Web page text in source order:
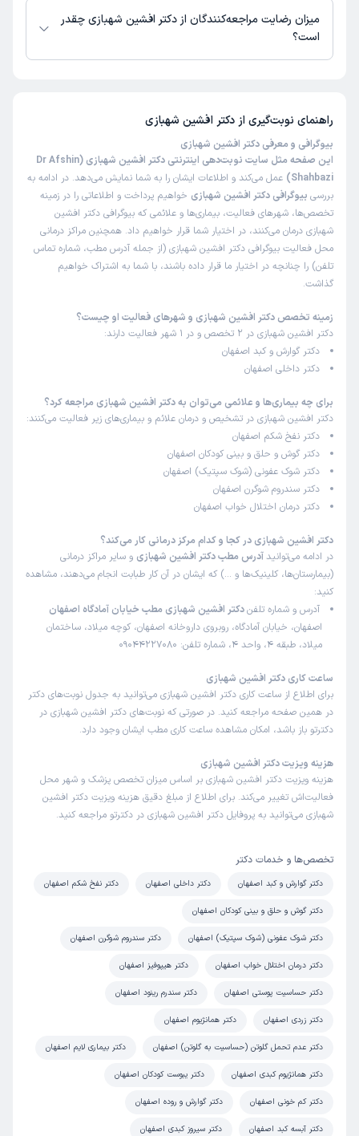
میزان رضایت مراجعه‌کنندگان از دکتر افشین شهبازی چقدر
است؟
راهنمای نوبت‌گیری از دکتر افشین شهبازی
بیوگرافی و معرفی دکتر افشین شهبازی
این صفحه مثل سایت نوبت‌دهی اینترنتی دکتر افشین شهبازی (Dr Afshin
Shahbazi)
عمل می‌کند و اطلاعات ایشان را به شما نمایش می‌دهد. در ادامه به
بررسی بیوگرافی دکتر افشین شهبازی خواهیم پرداخت و اطلاعاتی را در زمینه
تخصص‌ها، شهرهای فعالیت، بیماری‌ها و علائمی که بیوگرافی دکتر افشین
شهبازی درمان می‌کنند، در اختیار شما قرار خواهیم داد. همچنین مراکز درمانی
محل فعالیت بیوگرافی دکتر افشین شهبازی (از جمله آدرس مطب، شماره تماس
تلفن) را چنانچه در اختیار ما قرار داده باشند، با شما به اشتراک خواهیم
گذاشت.
زمینه تخصص دکتر افشین شهبازی و شهرهای فعالیت او چیست؟
دکتر افشین شهبازی در 2 تخصص و در 1 شهر فعالیت دارند:
دکتر گوارش و کبد اصفهان
دکتر داخلی اصفهان
برای چه بیماری‌ها و علائمی می‌توان به دکتر افشین شهبازی مراجعه کرد؟
دکتر افشین شهبازی در تشخیص و درمان علائم و بیماری‌های زیر فعالیت می‌کنند:
دکتر نفخ شکم اصفهان
دکتر گوش و حلق و بینی کودکان اصفهان
دکتر شوک عفونی (شوک سپتیک) اصفهان
دکتر سندروم شوگرن اصفهان
دکتر درمان اختلال خواب اصفهان
دکتر افشین شهبازی در کجا و کدام مرکز درمانی کار می‌کند؟
در ادامه می‌توانید آدرس مطب دکتر افشین شهبازی و سایر مراکز درمانی
(بیمارستان‌ها، کلینیک‌ها و …) که ایشان در آن کار طبابت انجام می‌دهند، مشاهده
کنید:
آدرس و شماره تلفندکتر افشین شهبازی مطب خیابان آمادگاه اصفهان
اصفهان، خیابان آمادگاه، روبروی داروخانه اصفهان، کوچه میلاد، ساختمان
میلاد، طبقه 4، واحد 4، شماره تلفن: 09044227080
ساعت کاری دکتر افشین شهبازی
برای اطلاع از ساعت کاری دکتر افشین شهبازی می‌توانید به جدول نوبت‌های دکتر
در همین صفحه مراجعه کنید. در صورتی که نوبت‌های دکتر افشین شهبازی در
دکترتو باز باشد، امکان مشاهده ساعت کاری مطب ایشان وجود دارد.
هزینه ویزیت دکتر افشین شهبازی
هزینه ویزیت دکتر افشین شهبازی بر اساس میزان تخصص پزشک و شهر محل
فعالیت‌اش تغییر می‌کند. برای اطلاع از مبلغ دقیق هزینه ویزیت دکتر افشین
شهبازی می‌توانید به پروفایل دکتر افشین شهبازی در دکترتو مراجعه کنید.
تخصص‌ها و خدمات دکتر
دکتر گوارش و کبد اصفهان دکتر داخلی اصفهان دکتر نفخ شکم اصفهان
دکتر گوش و حلق و بینی کودکان اصفهان
دکتر شوک عفونی (شوک سپتیک) اصفهان دکتر سندروم شوگرن اصفهان
دکتر درمان اختلال خواب اصفهان دکتر هیپوفیز اصفهان
دکتر حساسیت پوستی اصفهان دکتر سندرم رینود اصفهان
دکتر زردی اصفهان دکتر همانژیوم اصفهان
دکتر عدم تحمل گلوتن (حساسیت به گلوتن) اصفهان دکتر بیماری لایم اصفهان
دکتر همانژیوم کبدی اصفهان دکتر یبوست کودکان اصفهان
دکتر کم خونی اصفهان دکتر گوارش و روده اصفهان
دکتر آبسه کبد اصفهان دکتر سیروز کبدی اصفهان